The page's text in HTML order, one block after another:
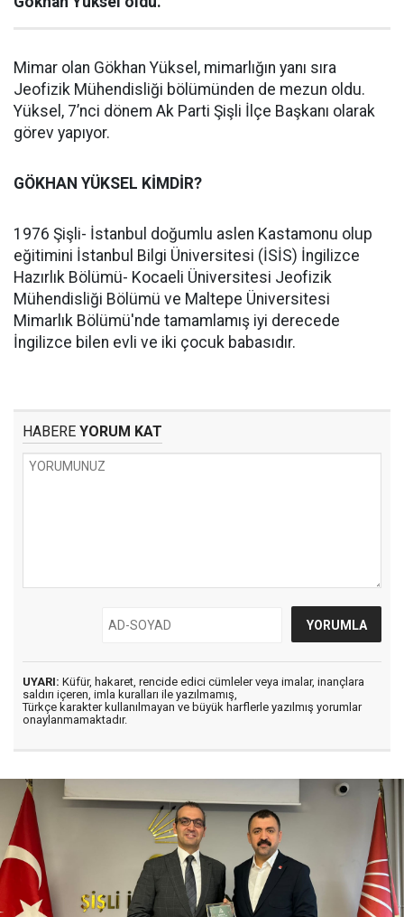
Mimar olan Gökhan Yüksel, mimarlığın yanı sıra
Jeofizik Mühendisliği bölümünden de mezun oldu.
Yüksel, 7’nci dönem Ak Parti Şişli İlçe Başkanı olarak
görev yapıyor.
GÖKHAN YÜKSEL KİMDİR?
1976 Şişli- İstanbul doğumlu aslen Kastamonu olup
eğitimini İstanbul Bilgi Üniversitesi (İSİS) İngilizce
Hazırlık Bölümü- Kocaeli Üniversitesi Jeofizik
Mühendisliği Bölümü ve Maltepe Üniversitesi
Mimarlık Bölümü'nde tamamlamış iyi derecede
İngilizce bilen evli ve iki çocuk babasıdır.
HABERE YORUM KAT
UYARI: Küfür, hakaret, rencide edici cümleler veya imalar, inançlara
saldırı içeren, imla kuralları ile yazılmamış,
Türkçe karakter kullanılmayan ve büyük harflerle yazılmış yorumlar
onaylanmamaktadır.